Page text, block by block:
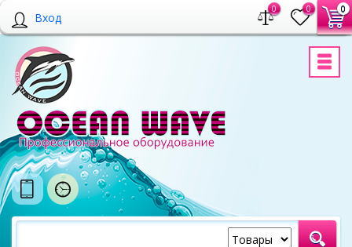
Вход
0 0 0